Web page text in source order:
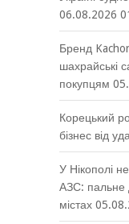
06.08.2026
Бренд
шахрайські
покупцям
Корецький
бізнес від
У Нікополі
АЗС: пальне
містах